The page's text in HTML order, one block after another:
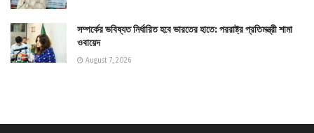
সম্পর্কের ভবিষ্যত নির্ধারিত হবে ভারতের হাতে: পররাষ্ট্র প্রতিমন্ত্রী শামা
ওবায়েদ
August 7, 2026